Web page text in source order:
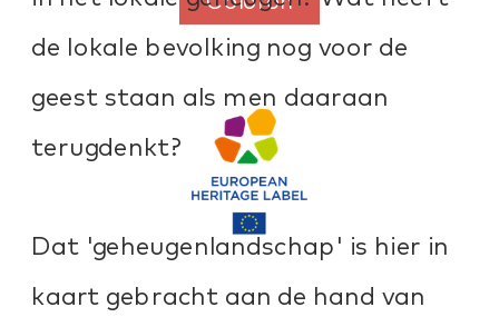
de lokale bevolking nog voor de
geest staan als men daaraan
terugdenkt?
Dat 'geheugenlandschap' is hier in
kaart gebracht aan de hand van